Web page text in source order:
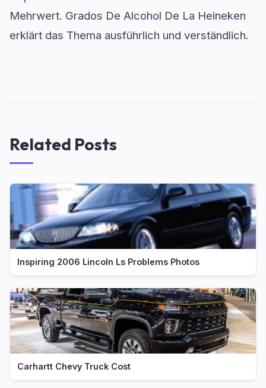
Mehrwert. Grados De Alcohol De La Heineken
erklärt das Thema ausführlich und verständlich.
Related Posts
Inspiring 2006 Lincoln Ls Problems Photos
Carhartt Chevy Truck Cost